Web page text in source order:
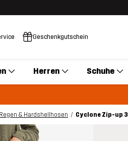
Geschenkgutschein
Herren Schuhe
Regen & Hardshellhosen Cyclone Zip-up